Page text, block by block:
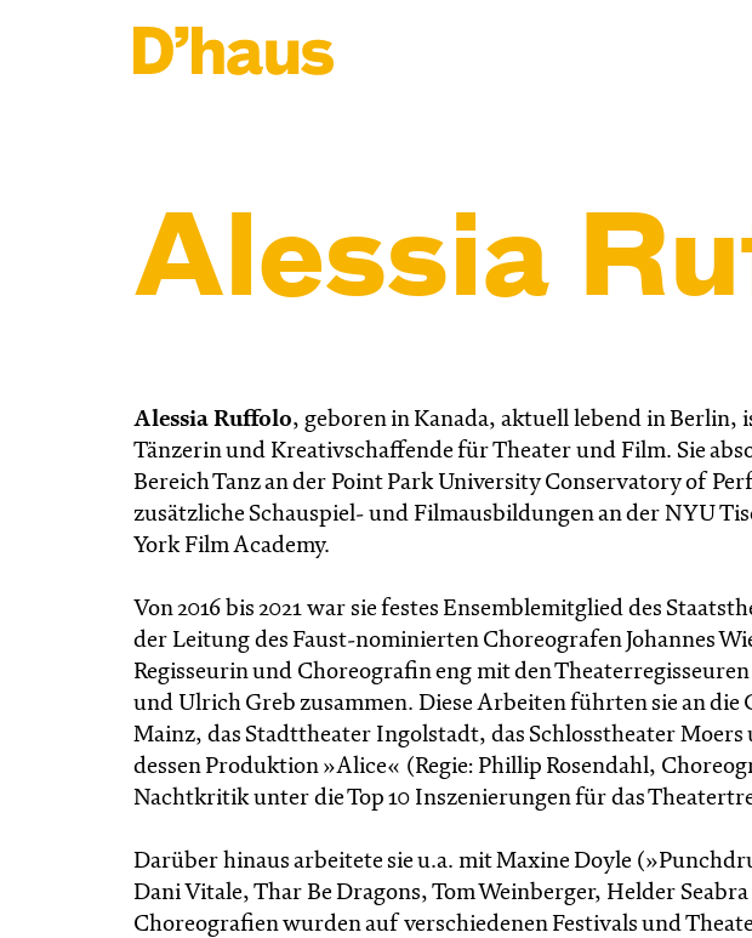
Alessia
Alessia Ruffolo, geboren in Kanada, aktuell lebend in Berlin,
Tänzerin und Kreativschaffende für Theater und Film. Sie
Bereich Tanz an der Point Park University Conservatory of
zusätzliche Schauspiel- und Filmausbildungen an der NYU
York Film Academy.
Von 2016 bis 2021 war sie festes Ensemblemitglied des
der Leitung des Faust-nominierten Choreografen Johannes
Regisseurin und Choreografin eng mit den
und Ulrich Greb zusammen. Diese Arbeiten führten sie an die
Mainz, das Stadttheater Ingolstadt, das Schlosstheater Moers
dessen Produktion »Alice« (Regie: Phillip Rosendahl,
Nachtkritik unter die Top 10 Inszenierungen für das
Darüber hinaus arbeitete sie u.a. mit Maxine Doyle
Dani Vitale, Thar Be Dragons, Tom Weinberger, Helder
Choreografien wurden auf verschiedenen Festivals und